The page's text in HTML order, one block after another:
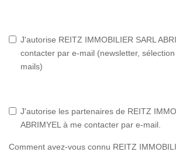
J'autorise REITZ IMMOBILIER SARL
contacter par e-mail (newsletter,
mails)
J'autorise les partenaires de REITZ
ABRIMYEL à me contacter par e-mail.
Comment avez-vous connu REITZ